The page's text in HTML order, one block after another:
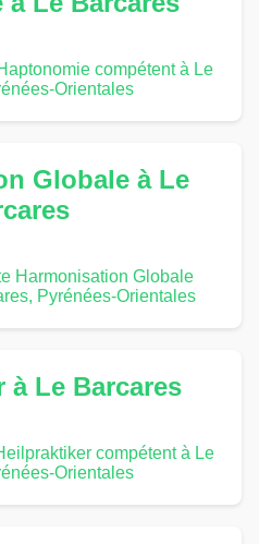
compétent à Le
Orientales
Globale à Le
Harmonisation Globale
Pyrénées-Orientales
à Le Barcares
compétent à Le
Orientales